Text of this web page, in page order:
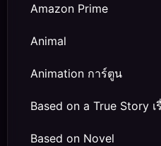
Amazon Prime
Animal
Animation การ์ตูน
Based on a True Story เ
Based on Novel